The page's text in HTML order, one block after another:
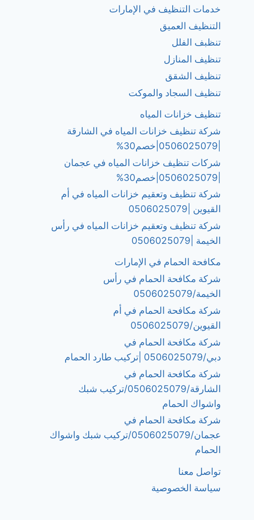
خدمات التنظيف في الإمارات
التنظيف العميق
تنظبف الفلل
تنظيف المنازل
تنظيف الشقق
تنظيف السجاد والموكت
تنظيف خزانات المياه
شركة تنظيف خزانات المياه في الشارقة
شركات تنظيف خزانات المياه في عجمان
شركة تنظيف وتعقيم خزانات المياه في أم
القيوين |0506025079
شركة تنظيف وتعقيم خزانات المياه في رأس
الخيمة |0506025079
مكافحة الحمام في الإمارات
شركة مكافحة الحمام في رأس
الخيمة/0506025079
شركة مكافحة الحمام في أم
القيوين/0506025079
شركة مكافحة الحمام في
دبي/0506025079 |تركيب طارد الحمام
شركة مكافحة الحمام في
الشارقة/0506025079/تركيب شبك
واشواك الحمام
شركة مكافحة الحمام في
عجمان/0506025079/تركيب شبك واشواك
الحمام
تواصل معنا
سياسة الخصوصية